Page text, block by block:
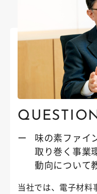
ー
味の素ファイ
取り巻く事業
動向について
当社では、電子材